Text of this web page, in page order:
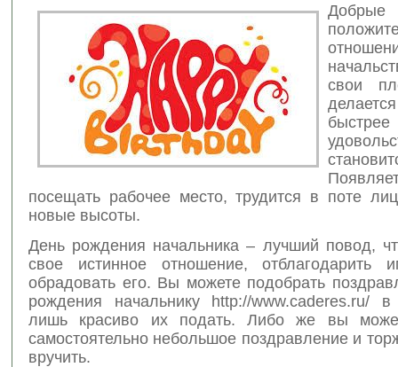
свои
посещать рабочее место, трудится в поте
новые высоты.
День рождения начальника – лучший повод,
свое истинное отношение, отблагодарить
обрадовать его. Вы можете подобрать
рождения начальнику http://www.caderes.ru/
лишь красиво их подать. Либо же вы
самостоятельно небольшое поздравление и
вручить.